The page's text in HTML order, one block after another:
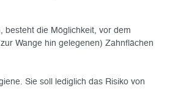
besteht die Möglichkeit, vor dem
Wange hin gelegenen) Zahnflächen
Sie soll lediglich das Risiko von